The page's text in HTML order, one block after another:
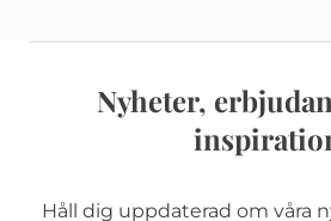
Nyheter,
Håll dig uppdaterad om våra